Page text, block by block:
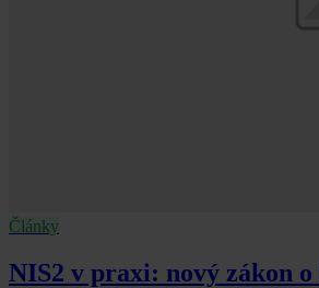
Články
NIS2 v praxi: nový zákon